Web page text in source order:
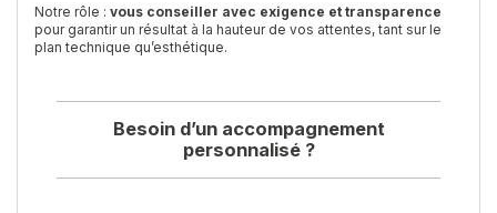
Notre rôle : vous conseiller avec exigence et transparence
pour garantir un résultat à la hauteur de vos attentes, tant sur le
plan technique qu’esthétique.
Besoin d’un accompagnement
personnalisé ?